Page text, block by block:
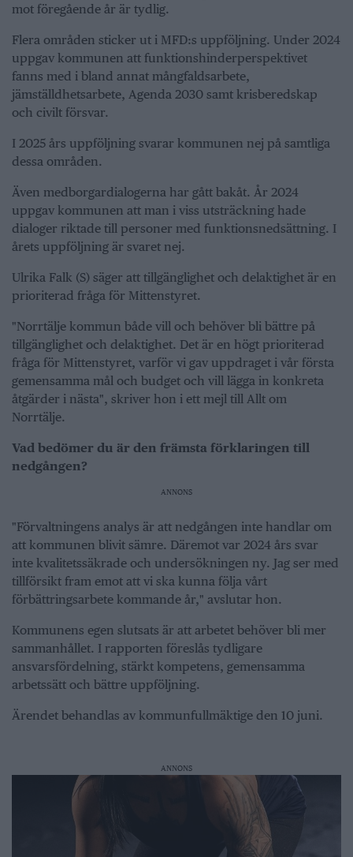
mot föregående år är tydlig.
Flera områden sticker ut i MFD:s uppföljning. Under 2024
uppgav kommunen att funktionshinderperspektivet
fanns med i bland annat mångfaldsarbete,
jämställdhetsarbete, Agenda 2030 samt krisberedskap
och civilt försvar.
I 2025 års uppföljning svarar kommunen nej på samtliga
dessa områden.
Även medborgardialogerna har gått bakåt. År 2024
uppgav kommunen att man i viss utsträckning hade
dialoger riktade till personer med funktionsnedsättning. I
årets uppföljning är svaret nej.
Ulrika Falk (S) säger att tillgänglighet och delaktighet är en
prioriterad fråga för Mittenstyret.
"Norrtälje kommun både vill och behöver bli bättre på
tillgänglighet och delaktighet. Det är en högt prioriterad
fråga för Mittenstyret, varför vi gav uppdraget i vår första
gemensamma mål och budget och vill lägga in konkreta
åtgärder i nästa", skriver hon i ett mejl till Allt om
Norrtälje.
Vad bedömer du är den främsta förklaringen till
nedgången?
ANNONS
"Förvaltningens analys är att nedgången inte handlar om
att kommunen blivit sämre. Däremot var 2024 års svar
inte kvalitetssäkrade och undersökningen ny. Jag ser med
tillförsikt fram emot att vi ska kunna följa vårt
förbättringsarbete kommande år," avslutar hon.
Kommunens egen slutsats är att arbetet behöver bli mer
sammanhållet. I rapporten föreslås tydligare
ansvarsfördelning, stärkt kompetens, gemensamma
arbetssätt och bättre uppföljning.
Ärendet behandlas av kommunfullmäktige den 10 juni.
ANNONS